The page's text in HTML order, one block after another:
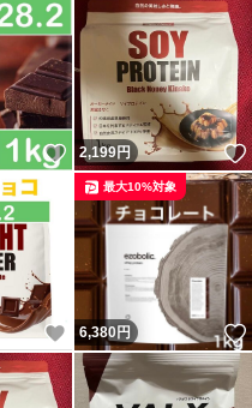
いいね！
2,199円
いいね！
6,380 円
最大10%対象